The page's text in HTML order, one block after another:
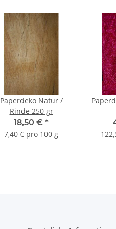
Paperdeko Natur /
Rinde 250 gr
18,50 € *
7,40 € pro 100 g